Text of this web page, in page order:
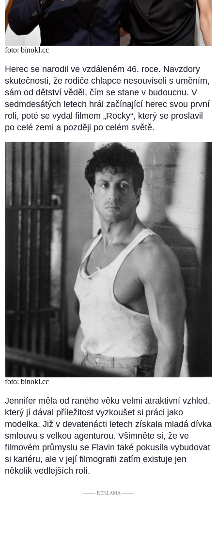
foto: binokl.cc
Herec se narodil ve vzdáleném 46. roce. Navzdory
skutečnosti, že rodiče chlapce nesouviseli s uměním,
sám od dětství věděl, čím se stane v budoucnu. V
sedmdesátých letech hrál začínající herec svou první
roli, poté se vydal filmem „Rocky“, který se proslavil
po celé zemi a později po celém světě.
foto: binokl.cc
Jennifer měla od raného věku velmi atraktivní vzhled,
který jí dával příležitost vyzkoušet si práci jako
modelka. Již v devatenácti letech získala mladá dívka
smlouvu s velkou agenturou. Všimněte si, že ve
filmovém průmyslu se Flavin také pokusila vybudovat
si kariéru, ale v její filmografii zatím existuje jen
několik vedlejších rolí.
––––– REKLAMA –––––